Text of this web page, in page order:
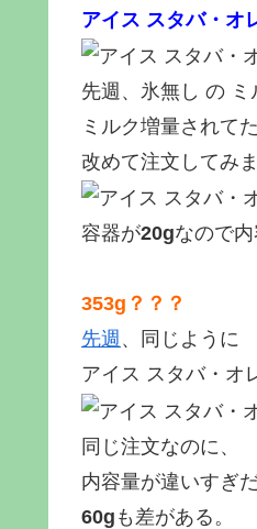
アイス スタバ・オ
先週、氷無し の ミ
ミルク増量されて
改めて注文してみま
容器が20gなので
353g？？？
先週 、同じように
アイス スタバ・オ
同じ注文なのに、
内容量が違いすぎだ
60g も差がある。